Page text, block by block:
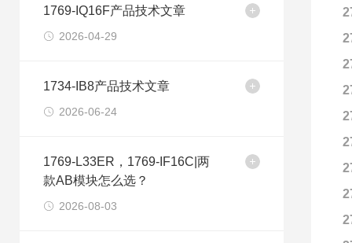
1769-IQ16F产品技术文章
2026-04-29
1734-IB8产品技术文章
2026-06-24
1769-L33ER，1769-IF16C|两
款AB模块怎么选？
2026-08-03